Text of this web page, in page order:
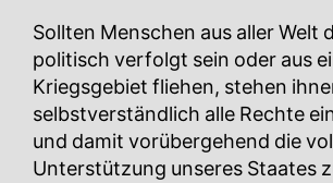
Sollten Menschen aus aller Welt
politisch verfolgt sein oder aus
Kriegsgebiet fliehen, stehen
selbstverständlich alle Rechte
und damit vorübergehend die
Unterstützung unseres Staates